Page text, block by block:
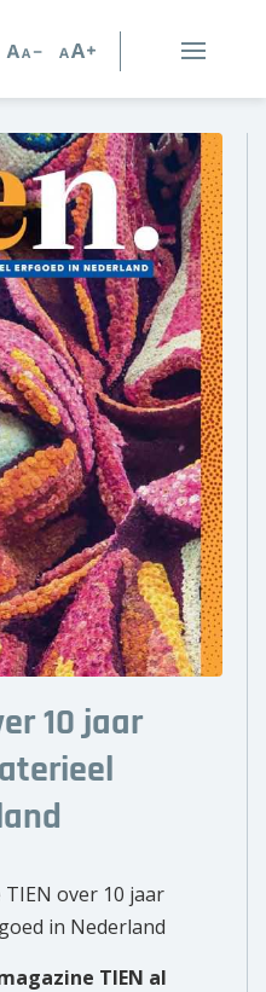
advies
wij?
10 jaar
over 10 jaar
in Nederland
TIEN al